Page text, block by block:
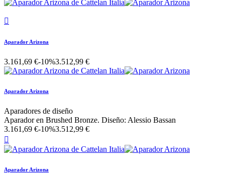

Aparador Arizona
3.161,69 €-10%3.512,99 €
Aparador Arizona
Aparadores de diseño
Aparador en Brushed Bronze. Diseño: Alessio Bassan
3.161,69 €-10%3.512,99 €

Aparador Arizona